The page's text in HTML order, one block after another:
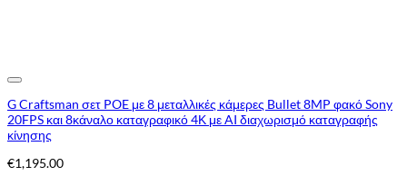
G Craftsman σετ POE με 8 μεταλλικές κάμερες Bullet 8MP φακό Sony
20FPS και 8κάναλο καταγραφικό 4Κ με AI διαχωρισμό καταγραφής
κίνησης
€1,195.00